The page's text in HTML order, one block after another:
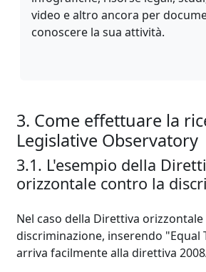
video e altro ancora per
conoscere la sua attività.
3. Come effettuare la
Legislative Observatory
3.1. L'esempio della
orizzontale contro la
Nel caso della Direttiva
discriminazione, inserendo "Equal
arriva facilmente alla direttiva